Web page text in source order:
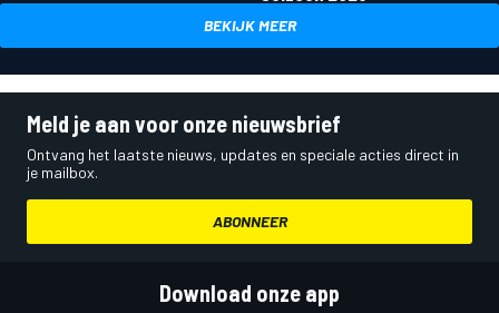
BEKIJK MEER
Meld je aan voor onze nieuwsbrief
Ontvang het laatste nieuws, updates en speciale acties direct in
je mailbox.
ABONNEER
Download onze app